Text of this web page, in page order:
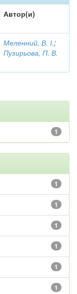
Автор(и)
Меленний, В. І.;
Пузирьова, П. В.
1
1
1
1
1
1
1